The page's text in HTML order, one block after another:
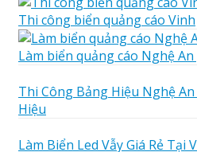
Thi công biển quảng cáo Vinh
Làm biển quảng cáo Nghệ
Thi Công Bảng Hiệu Nghệ
Hiệu
Làm Biển Led Vẫy Giá Rẻ Tại